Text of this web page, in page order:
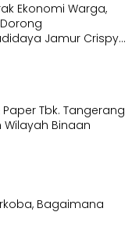
Ekonomi Warga,
Jamur Crispy
Paper Tbk. Tangerang
Wilayah Binaan
Bagaimana